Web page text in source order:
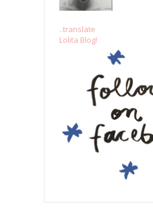
..translate
Lolita Blog!